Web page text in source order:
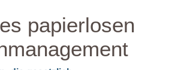
papierlosen